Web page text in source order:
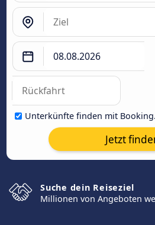
Unterkünfte finden mit
Jetzt
Suche dein Reiseziel
Millionen von Angeboten